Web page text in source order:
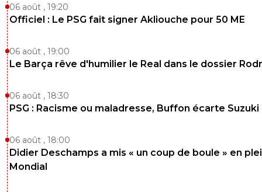
06 août , 19:20
Officiel : Le PSG fait signer Akliouche pour 50 ME
06 août , 19:00
Le Barça rêve d'humilier le Real dans le dossier
06 août , 18:30
PSG : Racisme ou maladresse, Buffon écarte Suzuki
06 août , 18:00
Didier Deschamps a mis « un coup de boule » en
Mondial